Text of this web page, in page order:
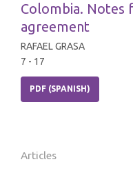
Colombia. Notes
agreement
RAFAEL GRASA
7 - 17
PDF (SPANISH)
Articles